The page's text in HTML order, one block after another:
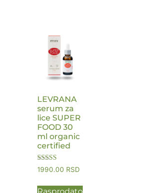
LEVRANA
serum za
lice SUPER
FOOD 30
ml organic
certified
Ocenjeno sa
5.00
1990.00 RSD
Rasprodato